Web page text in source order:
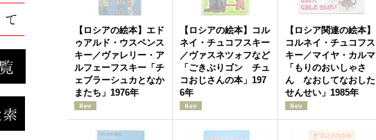
【ロシアの絵本】エド
ゥアルド・ウスペンス
キー／ヴァレリー・ア
ルフェーフスキー「チ
ェブラーシュカとなか
またち」1976年
【ロシアの絵本】コル
ネイ・チュコフスキー
／ヴァスネツォフなど
「ごきぶりゴン チュ
コおじさんの本」197
6年
【ロシア関連の絵本】
コルネイ・チュコフス
キー／マイヤ・カルマ
「もりのおいしゃさ
ん なおしてなおした
せんせい」1985年